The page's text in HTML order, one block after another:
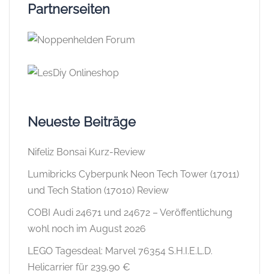
Partnerseiten
Neueste Beiträge
Nifeliz Bonsai Kurz-Review
Lumibricks Cyberpunk Neon Tech Tower (17011)
und Tech Station (17010) Review
COBI Audi 24671 und 24672 – Veröffentlichung
wohl noch im August 2026
LEGO Tagesdeal: Marvel 76354 S.H.I.E.L.D.
Helicarrier für 239,90 €